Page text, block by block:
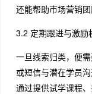
还能帮助市场营销
3.2 定期跟进与激励
一旦线索归类，便
或短信与潜在学员
通过提供试学课程